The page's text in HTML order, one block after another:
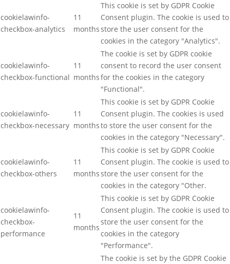
cookielawinfo-
checkbox-analytics
11
months
This cookie is set by GDPR Cookie
Consent plugin. The cookie is used to
store the user consent for the
cookies in the category "Analytics".
cookielawinfo-
checkbox-functional
11
months
The cookie is set by GDPR cookie
consent to record the user consent
for the cookies in the category
"Functional".
cookielawinfo-
checkbox-necessary
11
months
This cookie is set by GDPR Cookie
Consent plugin. The cookies is used
to store the user consent for the
cookies in the category "Necessary".
cookielawinfo-
checkbox-others
11
months
This cookie is set by GDPR Cookie
Consent plugin. The cookie is used to
store the user consent for the
cookies in the category "Other.
cookielawinfo-
checkbox-
performance
11
months
This cookie is set by GDPR Cookie
Consent plugin. The cookie is used to
store the user consent for the
cookies in the category
"Performance".
The cookie is set by the GDPR Cookie